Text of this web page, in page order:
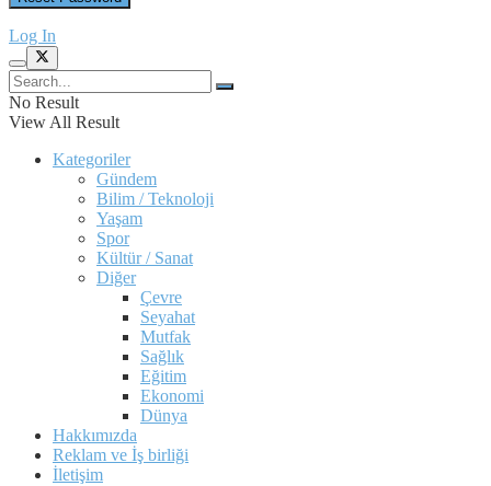
Log In
No Result
View All Result
Kategoriler
Gündem
Bilim / Teknoloji
Yaşam
Spor
Kültür / Sanat
Diğer
Çevre
Seyahat
Mutfak
Sağlık
Eğitim
Ekonomi
Dünya
Hakkımızda
Reklam ve İş birliği
İletişim